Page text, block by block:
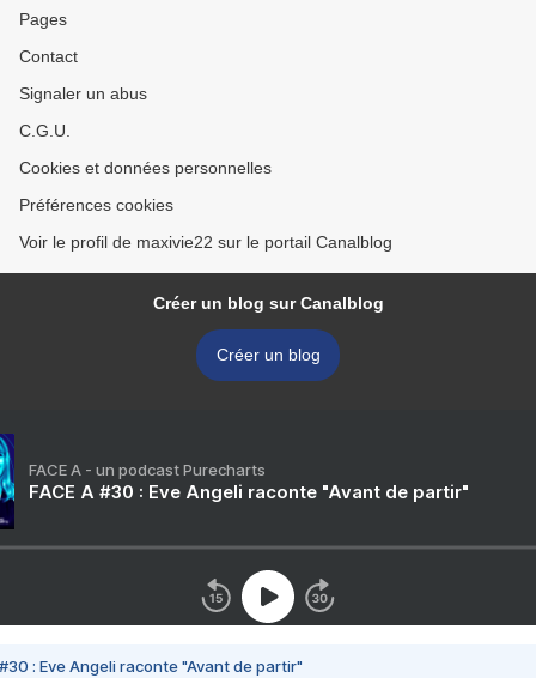
Pages
Contact
Signaler un abus
C.G.U.
Cookies et données personnelles
Préférences cookies
Voir le profil de maxivie22 sur le portail Canalblog
Créer un blog sur Canalblog
Créer un blog
FACE A - un podcast Purecharts
FACE A #30 : Eve Angeli raconte "Avant de partir"
#30 : Eve Angeli raconte "Avant de partir"